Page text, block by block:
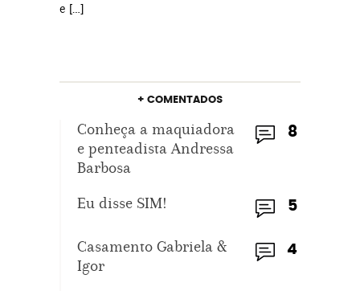
e […]
+ COMENTADOS
8
Conheça a maquiadora
e penteadista Andressa
Barbosa
5
Eu disse SIM!
4
Casamento Gabriela &
Igor